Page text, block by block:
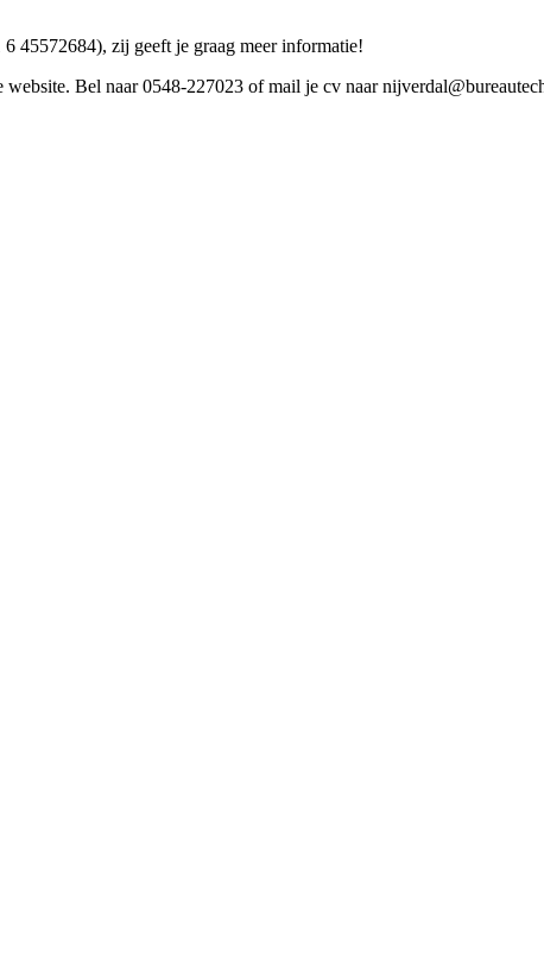
45572684), zij geeft je graag meer informatie!
Bel naar 0548-227023 of mail je cv naar